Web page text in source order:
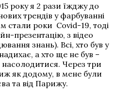
року я 2 рази їжджу до
трендів у фарбуванні
стали роки Covid-19, тоді
презентацію, з відео
знань). Всі, хто був у
а хто ще не був –
насолодитися. Через три
як додому, в мене були
та від Парижу.